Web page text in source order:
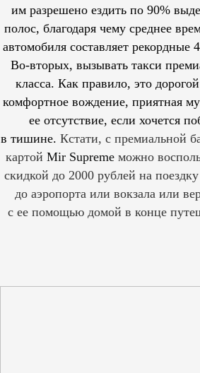
им разрешеноездить по 90%
полос, благодаря чему среднее
автомобиля составляет рекордные
Во-вторых, вызывать такси
класса. Как правило, это
комфортное вождение, приятная
ее отсутствие, если хочется
в тишине. Кстати, с премиальной
картой Mir Supreme можно
скидкой до 2000 рублей на
до аэропорта или вокзала или
с ее помощью домой в конце